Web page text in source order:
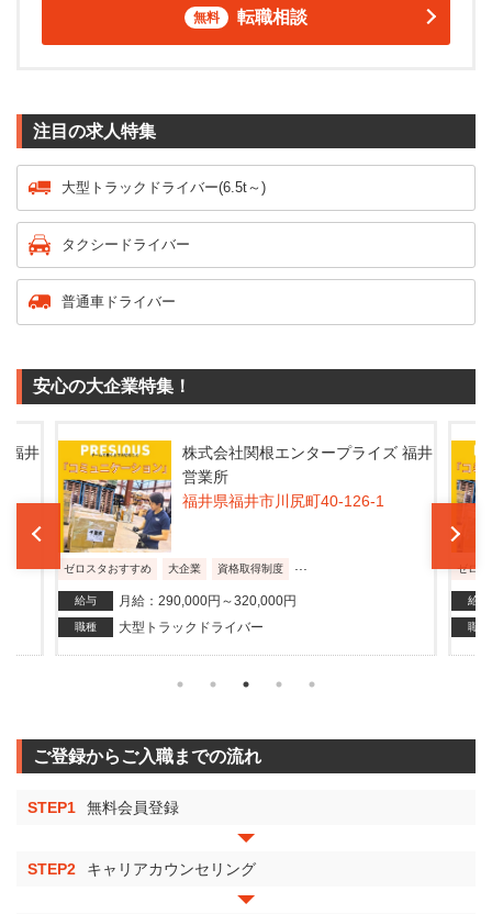
無料 転職相談
注目の求人特集
大型トラックドライバー(6.5t～)
タクシードライバー
普通車ドライバー
安心の大企業特集！
福井
株式会社関根エンタープライズ 福井
営業所
福井県福井市川尻町40-126-1
ゼロスタおすすめ 大企業 資格取得制度
給与 月給：290,000円～320,000円
職種 大型トラックドライバー
ゼロス
給与
職種
ご登録からご入職までの流れ
STEP1 無料会員登録
STEP2 キャリアカウンセリング